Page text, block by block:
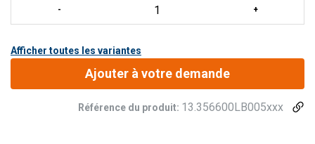
Afficher toutes les variantes
Ajouter à votre demande
Référence du produit: 13.356600LB005xxx